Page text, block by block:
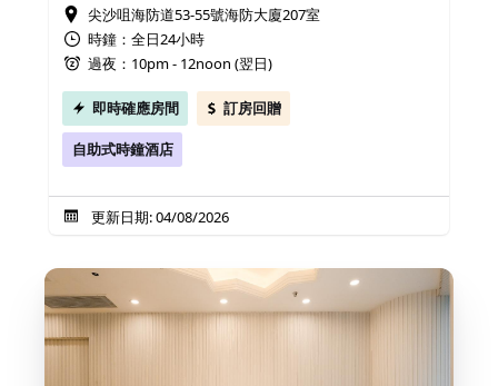
尖沙咀海防道53-55號海防大廈207室
時鐘：全日24小時
過夜：10pm - 12noon (翌日)
即時確應房間 訂房回贈
自助式時鐘酒店
更新日期: 04/08/2026